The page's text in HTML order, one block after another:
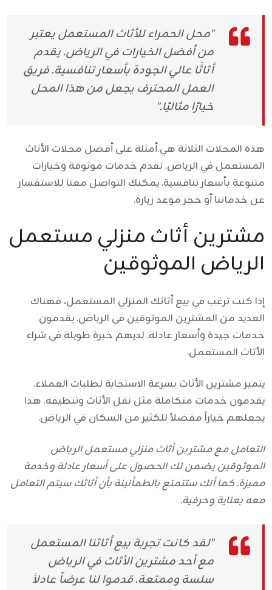
"محل الحمراء للأثاث المستعمل يعتبر
من أفضل الخيارات في الرياض. يقدم
أثاثًا عالي الجودة بأسعار تنافسية. فريق
العمل المحترف يجعل من هذا المحل
خيارًا مثاليًا."
هذه المحلات الثلاثة هي أمثلة على أفضل محلات الأثاث
المستعمل في الرياض. تقدم خدمات موثوقة وخيارات
متنوعة بأسعار تنافسية. يمكنك التواصل معنا للاستفسار
عن خدماتنا أو حجز موعد زيارة.
مشترين أثاث منزلي مستعمل
الرياض الموثوقين
إذا كنت ترغب في بيع أثاثك المنزلي المستعمل، فهناك
العديد من المشترين الموثوقين في الرياض. يقدمون
خدمات جيدة وأسعار عادلة. لديهم خبرة طويلة في شراء
الأثاث المستعمل.
يتميز مشترين الأثاث بسرعة الاستجابة لطلبات العملاء.
يقدمون خدمات متكاملة مثل نقل الأثاث وتنظيفه. هذا
يجعلهم خياراً مفضلاً للكثير من السكان في الرياض.
التعامل مع مشترين أثاث منزلي مستعمل الرياض
الموثوقين يضمن لك الحصول على أسعار عادلة وخدمة
مميزة. كما أنك ستتمتع بالطمأنينة بأن أثاثك سيتم التعامل
معه بعناية وحرفية.
"لقد كانت تجربة بيع أثاثنا المستعمل
مع أحد مشترين الأثاث في الرياض
سلسة وممتعة. قدموا لنا عرضاً عادلاً